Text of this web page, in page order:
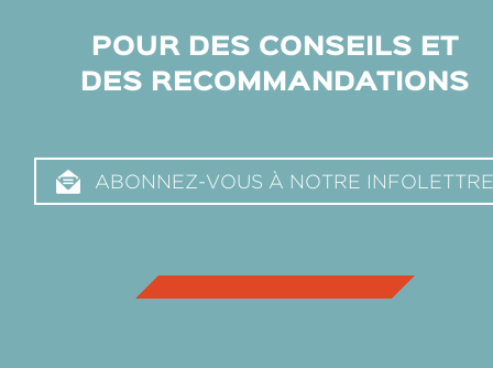
POUR DES CONSEILS ET
DES RECOMMANDATIONS
ABONNEZ-VOUS À NOTRE